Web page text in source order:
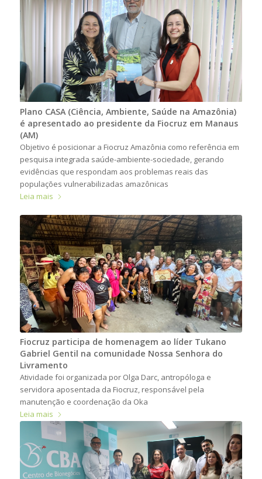
Plano CASA (Ciência, Ambiente, Saúde na Amazônia)
é apresentado ao presidente da Fiocruz em Manaus
(AM)
Objetivo é posicionar a Fiocruz Amazônia como referência em
pesquisa integrada saúde-ambiente-sociedade, gerando
evidências que respondam aos problemas reais das
populações vulnerabilizadas amazônicas
Leia mais
Fiocruz participa de homenagem ao líder Tukano
Gabriel Gentil na comunidade Nossa Senhora do
Livramento
Atividade foi organizada por Olga Darc, antropóloga e
servidora aposentada da Fiocruz, responsável pela
manutenção e coordenação da Oka
Leia mais